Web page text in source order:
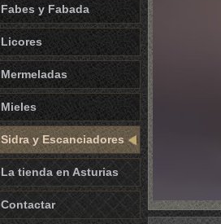
Fabes y Fabada
Licores
Mermeladas
Mieles
Sidra y Escanciadores
La tienda en Asturias
Contactar